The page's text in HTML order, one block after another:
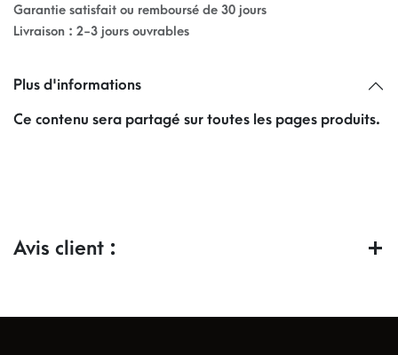
Garantie satisfait ou remboursé de 30 jours
Livraison : 2-3 jours ouvrables
Plus d'informations
Ce contenu sera partagé sur toutes les pages produits.
Avis client :